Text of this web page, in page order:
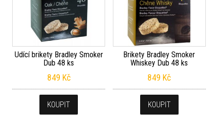
Udící brikety Bradley Smoker
Dub 48 ks
849 Kč
KOUPIT
Brikety Bradley Smoker
Whiskey Dub 48 ks
849 Kč
KOUPIT